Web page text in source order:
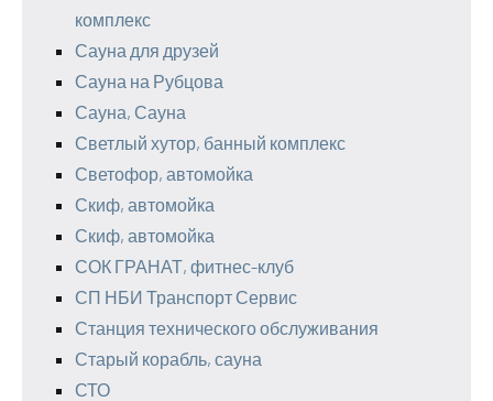
комплекс
Сауна для друзей
Сауна на Рубцова
Сауна, Сауна
Светлый хутор, банный комплекс
Светофор, автомойка
Скиф, автомойка
Скиф, автомойка
СОК ГРАНАТ, фитнес-клуб
СП НБИ Транспорт Сервис
Станция технического обслуживания
Старый корабль, сауна
СТО